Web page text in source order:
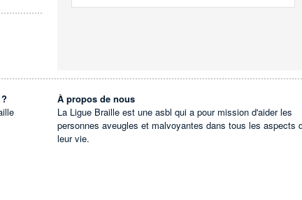
À propos de nous
La Ligue Braille est une asbl qui a pour mission d'aider les
personnes aveugles et malvoyantes dans tous les aspects
leur vie.